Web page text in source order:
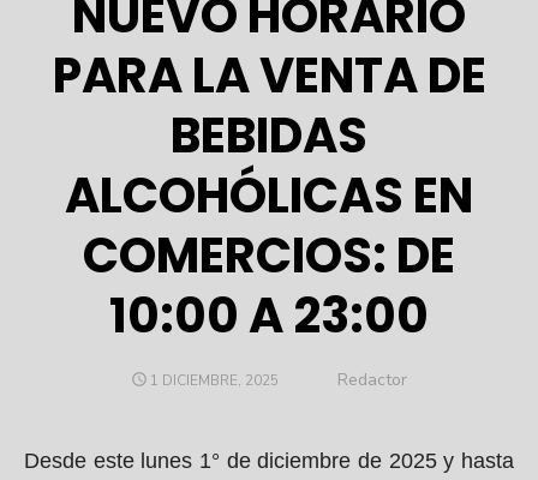
NUEVO HORARIO
PARA LA VENTA DE
BEBIDAS
ALCOHÓLICAS EN
COMERCIOS: DE
10:00 A 23:00
POSTED
1 DICIEMBRE, 2025 Author
Redactor
Desde este lunes 1° de diciembre de 2025 y hasta